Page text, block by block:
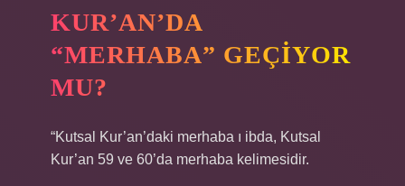
KUR’AN’DA
“MERHABA” GEÇIYOR
MU?
“Kutsal Kur’an’daki merhaba ı ibda, Kutsal
Kur’an 59 ve 60’da merhaba kelimesidir.